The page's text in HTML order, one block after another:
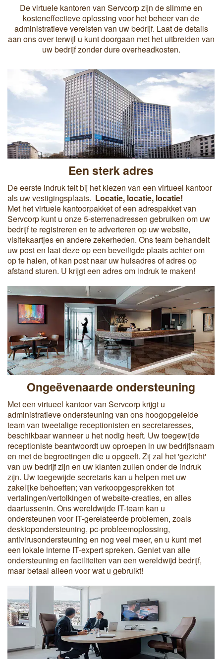
De virtuele kantoren van Servcorp zijn de slimme en
kosteneffectieve oplossing voor het beheer van de
administratieve vereisten van uw bedrijf. Laat de details
aan ons over terwijl u kunt doorgaan met het uitbreiden van
uw bedrijf zonder dure overheadkosten.
Een sterk adres
De eerste indruk telt bij het kiezen van een virtueel kantoor
als uw vestigingsplaats. Locatie, locatie, locatie!
Met het virtuele kantoorpakket of een adrespakket van
Servcorp kunt u onze 5-sterrenadressen gebruiken om uw
bedrijf te registreren en te adverteren op uw website,
visitekaartjes en andere zekerheden. Ons team behandelt
uw post en laat deze op een beveiligde plaats achter om
op te halen, of kan post naar uw huisadres of adres op
afstand sturen. U krijgt een adres om indruk te maken!
Ongeëvenaarde ondersteuning
Met een virtueel kantoor van Servcorp krijgt u
administratieve ondersteuning van ons hoogopgeleide
team van tweetalige receptionisten en secretaresses,
beschikbaar wanneer u het nodig heeft. Uw toegewijde
receptioniste beantwoordt uw oproepen in uw bedrijfsnaam
en met de begroetingen die u opgeeft. Zij zal het 'gezicht'
van uw bedrijf zijn en uw klanten zullen onder de indruk
zijn. Uw toegewijde secretaris kan u helpen met uw
zakelijke behoeften; van verkoopgesprekken tot
vertalingen/vertolkingen of website-creaties, en alles
daartussenin. Ons wereldwijde IT-team kan u
ondersteunen voor IT-gerelateerde problemen, zoals
desktopondersteuning, pc-probleemoplossing,
antivirusondersteuning en nog veel meer, en u kunt met
een lokale interne IT-expert spreken. Geniet van alle
ondersteuning en faciliteiten van een wereldwijd bedrijf,
maar betaal alleen voor wat u gebruikt!